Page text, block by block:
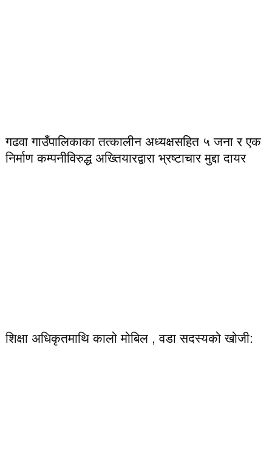
गढवा गाउँपालिकाका तत्कालीन अध्यक्षसहित ५ जना र एक
निर्माण कम्पनीविरुद्ध अख्तियारद्वारा भ्रष्टाचार मुद्दा दायर
शिक्षा अधिकृतमाथि कालो मोबिल , वडा सदस्यको खोजी: